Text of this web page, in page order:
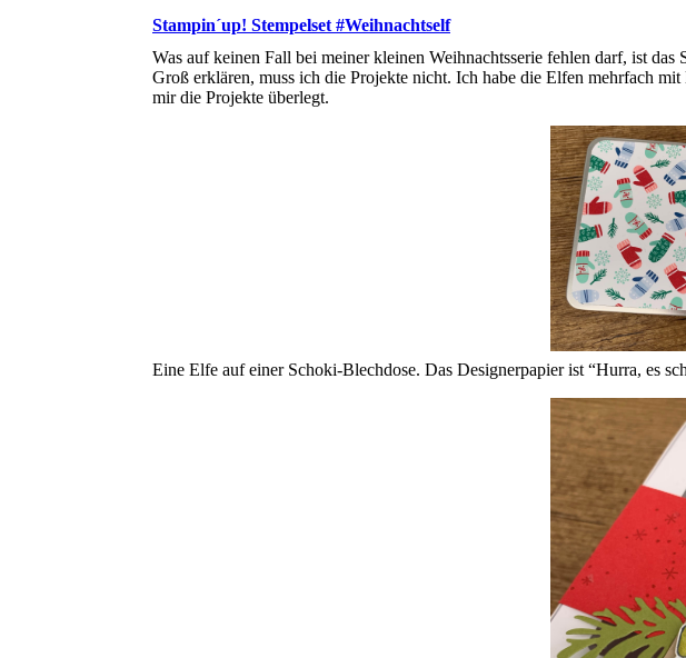
Stampin´up! Stempelset #Weihnachtself
Was auf keinen Fall bei meiner kleinen Weihnachtsserie fehlen darf, ist
Groß erklären, muss ich die Projekte nicht. Ich habe die Elfen mehrfach
mir die Projekte überlegt.
Eine Elfe auf einer Schoki-Blechdose. Das Designerpapier ist “Hurra, es